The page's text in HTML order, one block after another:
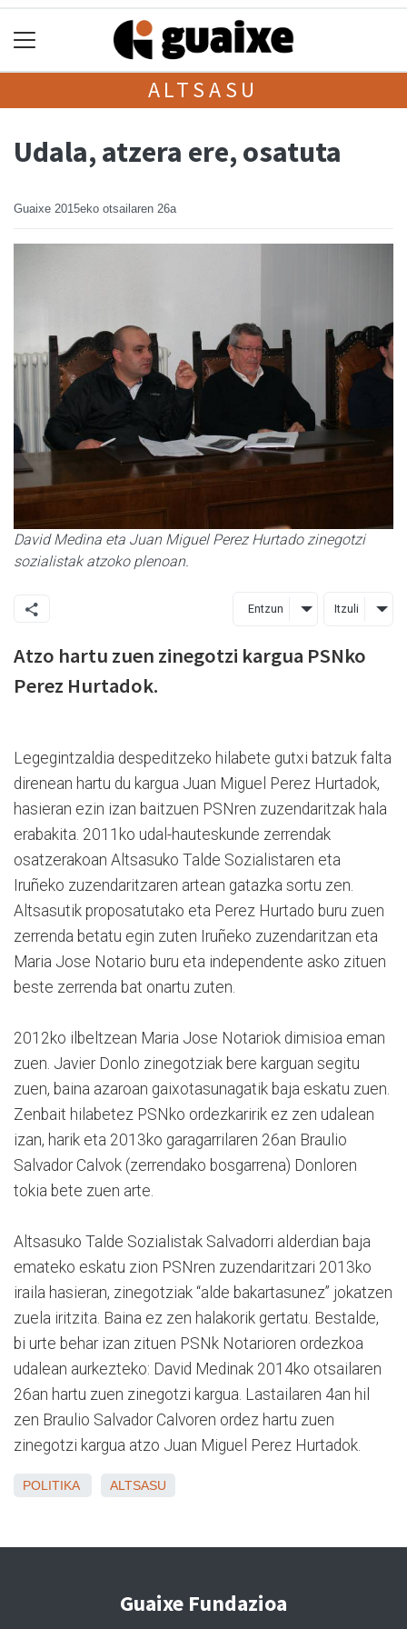
ALTSASU
Udala, atzera ere, osatuta
Guaixe 2015eko otsailaren 26a
David Medina eta Juan Miguel Perez Hurtado zinegotzi
sozialistak atzoko plenoan.
Entzun Itzuli
Atzo hartu zuen zinegotzi kargua PSNko
Perez Hurtadok.
Legegintzaldia despeditzeko hilabete gutxi batzuk falta
direnean hartu du kargua Juan Miguel Perez Hurtadok,
hasieran ezin izan baitzuen PSNren zuzendaritzak hala
erabakita. 2011ko udal-hauteskunde zerrendak
osatzerakoan Altsasuko Talde Sozialistaren eta
Iruñeko zuzendaritzaren artean gatazka sortu zen.
Altsasutik proposatutako eta Perez Hurtado buru zuen
zerrenda betatu egin zuten Iruñeko zuzendaritzan eta
Maria Jose Notario buru eta independente asko zituen
beste zerrenda bat onartu zuten.
2012ko ilbeltzean Maria Jose Notariok dimisioa eman
zuen. Javier Donlo zinegotziak bere karguan segitu
zuen, baina azaroan gaixotasunagatik baja eskatu zuen.
Zenbait hilabetez PSNko ordezkaririk ez zen udalean
izan, harik eta 2013ko garagarrilaren 26an Braulio
Salvador Calvok (zerrendako bosgarrena) Donloren
tokia bete zuen arte.
Altsasuko Talde Sozialistak Salvadorri alderdian baja
emateko eskatu zion PSNren zuzendaritzari 2013ko
iraila hasieran, zinegotziak “alde bakartasunez” jokatzen
zuela iritzita. Baina ez zen halakorik gertatu. Bestalde,
bi urte behar izan zituen PSNk Notarioren ordezkoa
udalean aurkezteko: David Medinak 2014ko otsailaren
26an hartu zuen zinegotzi kargua. Lastailaren 4an hil
zen Braulio Salvador Calvoren ordez hartu zuen
zinegotzi kargua atzo Juan Miguel Perez Hurtadok.
POLITIKA ALTSASU
Guaixe Fundazioa